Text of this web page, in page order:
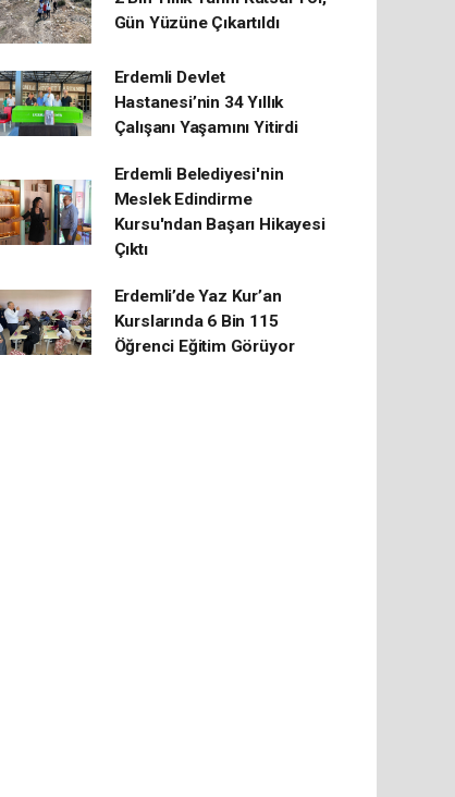
Gün Yüzüne Çıkartıldı
Erdemli Devlet
Hastanesi’nin 34 Yıllık
Çalışanı Yaşamını Yitirdi
Erdemli Belediyesi'nin
Meslek Edindirme
Kursu'ndan Başarı Hikayesi
Çıktı
Erdemli’de Yaz Kur’an
Kurslarında 6 Bin 115
Öğrenci Eğitim Görüyor